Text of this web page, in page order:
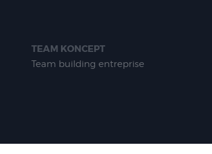
TEAM KONCEPT
Team building entreprise